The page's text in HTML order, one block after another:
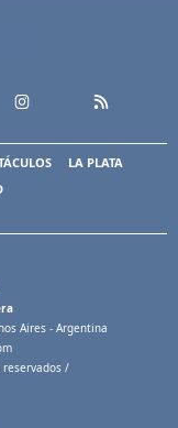
LA PLATA
Aires - Argentina
/